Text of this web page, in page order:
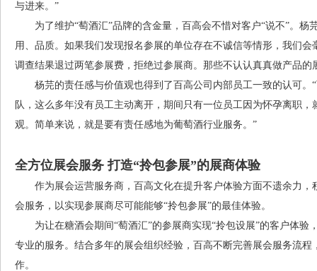
与进来。”
为了维护“萄酒汇”品牌的含金量，百高会不惜对客户“说不”。杨
用、品质。如果我们发现报名参展的单位存在不诚信等情形，我们会
调查结果退过两笔参展费，拒绝过参展商。那些不认认真真做产品
杨芫的责任感与价值观也得到了百高公司内部员工一致的认可。“
队，这么多年没有员工主动离开，期间只有一位员工因为怀孕离职
观。简单来说，就是要有责任感地为葡萄酒行业服务。”
全方位展会服务 打造“拎包参展”的展商体验
作为展会运营服务商，百高文化在提升客户体验方面不遗余力，
会服务，以实现参展商尽可能能够“拎包参展”的最佳体验。
为让在糖酒会期间“萄酒汇”的参展商实现“拎包设展”的客户体验
专业的服务。结合多年的展会组织经验，百高不断完善展会服务流
作。